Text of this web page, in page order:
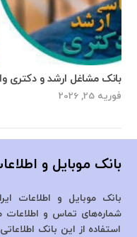
بانک مشاغل ارشد و دکتری
فوریه 25, 2026
بانک موبایل و
بانک موبایل و اطلاعات
شماره‌های تماس و اطلاعات
استفاده از این بانک